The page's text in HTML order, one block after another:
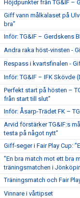
Höjdpunkter från TG&IF –
Giff vann målkalaset på
bra”
Inför: TG&IF – Gerdskens
Andra raka höst-vinsten -
Respass i kvartsfinalen -
Inför: TG&IF – IFK Skövde
Perfekt start på hösten –
från start till slut”
Inför: Åsarp-Trädet FK –
Arvid förstärker TG&IF:s
testa på något nytt”
Giff-seger i Fair Play Cup:
”En bra match mot ett bra
träningsmatchen i
Träningsmatch och Fair
Vinnare i vårtipset